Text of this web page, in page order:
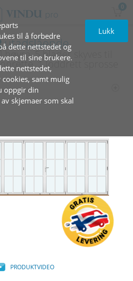
til å forbedre
dette nettstedet og
til sine brukere.
nettstedet,
samt mulig
oppgir din
skjemaer som skal
Lukk
0
utadslående
5 blader skyves til
1 loddrett sprosse
PRODUKTVIDEO